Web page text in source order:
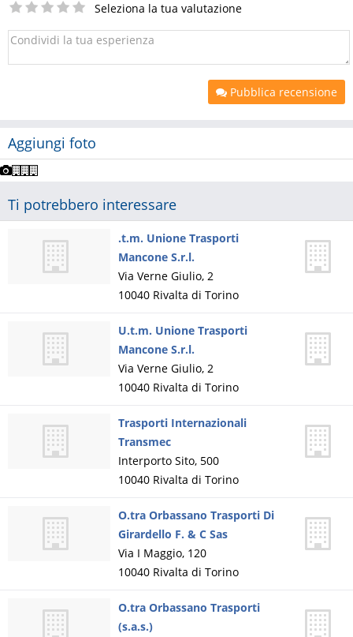
Seleziona la tua valutazione
Pubblica recensione
Aggiungi foto
Ti potrebbero interessare
.t.m. Unione Trasporti
Mancone S.r.l.
Via Verne Giulio, 2
10040 Rivalta di Torino
U.t.m. Unione Trasporti
Mancone S.r.l.
Via Verne Giulio, 2
10040 Rivalta di Torino
Trasporti Internazionali
Transmec
Interporto Sito, 500
10040 Rivalta di Torino
O.tra Orbassano Trasporti Di
Girardello F. & C Sas
Via I Maggio, 120
10040 Rivalta di Torino
O.tra Orbassano Trasporti
(s.a.s.)